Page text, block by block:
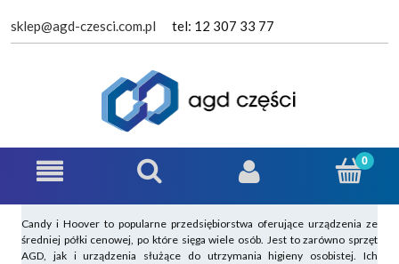
sklep@agd-czesci.com.pl tel: 12 307 33 77
Candy i Hoover to popularne przedsiębiorstwa oferujące urządzenia ze
średniej półki cenowej, po które sięga wiele osób. Jest to zarówno sprzęt
AGD, jak i urządzenia służące do utrzymania higieny osobistej. Ich